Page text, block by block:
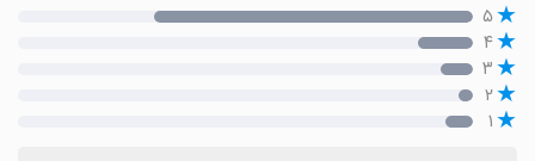
۵
۴
۳
۲
۱